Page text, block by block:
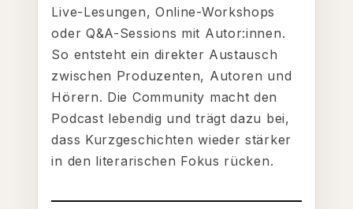
Live-Lesungen, Online-Workshops
oder Q&A-Sessions mit Autor:innen.
So entsteht ein direkter Austausch
zwischen Produzenten, Autoren und
Hörern. Die Community macht den
Podcast lebendig und trägt dazu bei,
dass Kurzgeschichten wieder stärker
in den literarischen Fokus rücken.